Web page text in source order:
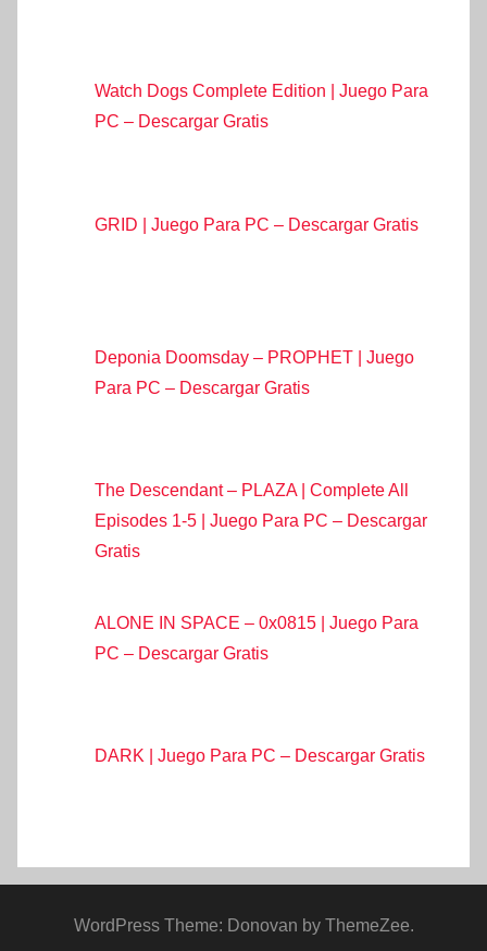
Watch Dogs Complete Edition | Juego Para
PC – Descargar Gratis
GRID | Juego Para PC – Descargar Gratis
Deponia Doomsday – PROPHET | Juego
Para PC – Descargar Gratis
The Descendant – PLAZA | Complete All
Episodes 1-5 | Juego Para PC – Descargar
Gratis
ALONE IN SPACE – 0x0815 | Juego Para
PC – Descargar Gratis
DARK | Juego Para PC – Descargar Gratis
WordPress Theme: Donovan by ThemeZee.